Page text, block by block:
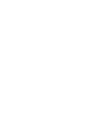
zdrojů